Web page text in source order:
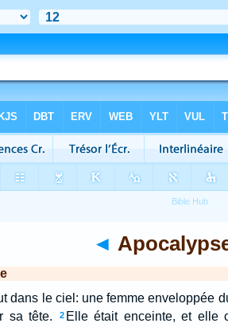
◄
dans le ciel: une femme enveloppée
sa tête.
2 Elle était enceinte, et elle